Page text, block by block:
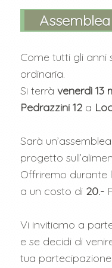
Come tutti gli
ordinaria.
Si terrà venerdì 13
Pedrazzini 12 a
Sarà
progetto
Offriremo durante
a un costo di 20.-
Vi invitiamo a
e se decidi di
tua partecipazione